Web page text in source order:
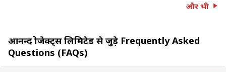
और भी
आनन्द प्रोजेक्ट्स लिमिटेड से जुड़े Frequently Asked
Questions (FAQs)